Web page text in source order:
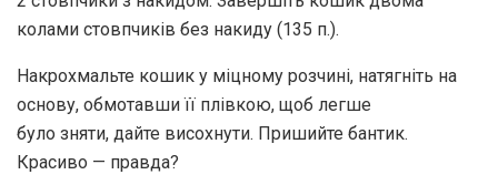
колами стовпчиків без накиду (135 п.).
Накрохмальте кошик у міцному розчині, натягніть на
основу, обмотавши її плівкою, щоб легше
було зняти, дайте висохнути. Пришийте бантик.
Красиво — правда?